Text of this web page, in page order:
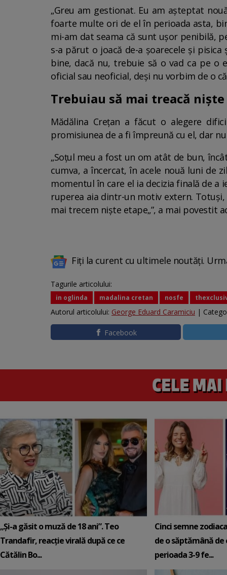
„Greu am gestionat. Eu am așteptat
foarte multe ori de el în perioada asta,
mi-am dat seama că sunt ușor penibilă,
s-a părut o joacă de-a șoarecele și
bine, dacă nu, trebuie să o vad ca pe o
oficial sau neoficial, deși nu vorbim de o
Trebuiau să mai treacă
Mădălina Crețan a făcut o alegere
promisiunea de a fi împreună cu el, dar
„Soțul meu a fost un om atât de bun,
cumva, a încercat, în acele nouă luni de
momentul în care el ia decizia finală de a
ruperea aia dintr-un motiv extern.
mai trecem niște etape„”, a mai povestit
Fiți la curent cu ultimele noutăți.
Tagurile articolului:
in oglinda madalina cretan nosfe
Autorul articolului: George Eduard Caramiciu |
Facebook
„Și-a găsit o muză de 18 ani”. Teo
Trandafir, reacție virală după ce ce
Cătălin Bo...
Cinci semne
de o săptămână de
perioada 3-9 fe...